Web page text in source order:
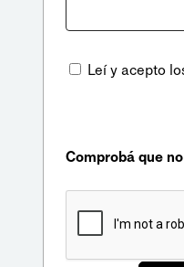
Leí y acepto
Comprobá que